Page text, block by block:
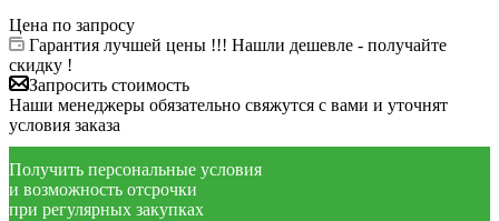
Цена по запросу
Гарантия лучшей цены !!! Нашли дешевле - получайте
скидку !
Запросить стоимость
Наши менеджеры обязательно свяжутся с вами и уточнят
условия заказа
Получить персональные условия
и возможность отсрочки
при регулярных закупках